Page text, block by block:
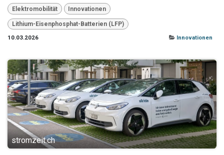
Elektromobilität Innovationen
Lithium-Eisenphosphat-Batterien (LFP)
10.03.2026
Innovationen
stromzeit.ch